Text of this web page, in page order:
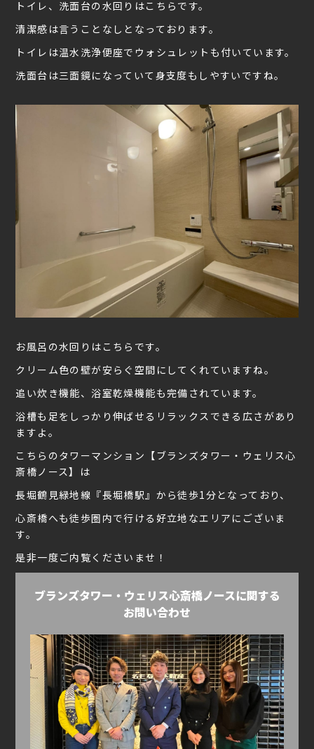
トイレ、洗面台の水回りはこちらです。
清潔感は言うことなしとなっております。
トイレは温水洗浄便座でウォシュレットも付いています。
洗面台は三面鏡になっていて身支度もしやすいですね。
お風呂の水回りはこちらです。
クリーム色の壁が安らぐ空間にしてくれていますね。
追い炊き機能、浴室乾燥機能も完備されています。
浴槽も足をしっかり伸ばせるリラックスできる広さがあり
ますよ。
こちらのタワーマンション【ブランズタワー・ウェリス心
斎橋ノース】は
長堀鶴見緑地線『長堀橋駅』から徒歩1分となっており、
心斎橋へも徒歩圏内で行ける好立地なエリアにございま
す。
是非一度ご内覧くださいませ！
ブランズタワー・ウェリス心斎橋ノースに関する
お問い合わせ